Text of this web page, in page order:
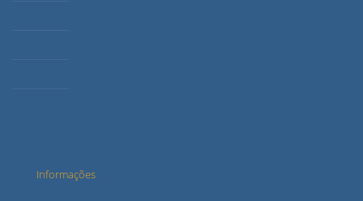
Informações